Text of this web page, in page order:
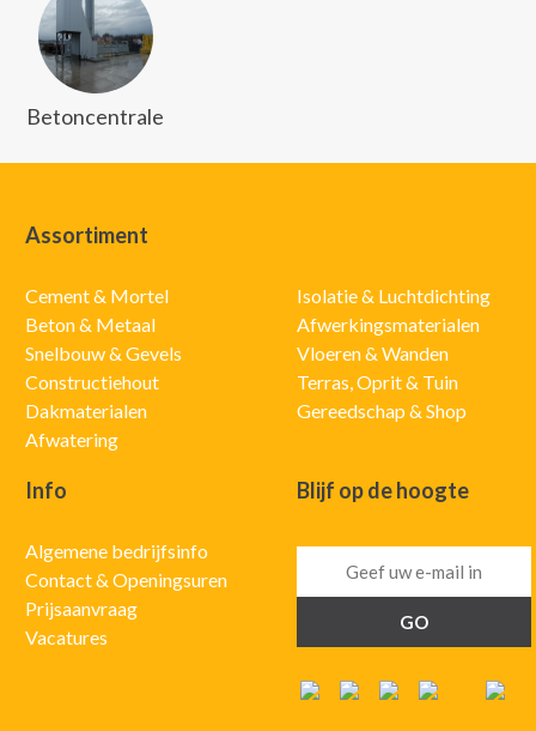
Betoncentrale
Assortiment
Cement & Mortel
Beton & Metaal
Snelbouw & Gevels
Constructiehout
Dakmaterialen
Afwatering
Isolatie & Luchtdichting
Afwerkingsmaterialen
Vloeren & Wanden
Terras, Oprit & Tuin
Gereedschap & Shop
Info
Algemene bedrijfsinfo
Contact & Openingsuren
Prijsaanvraag
Vacatures
Blijf op de hoogte